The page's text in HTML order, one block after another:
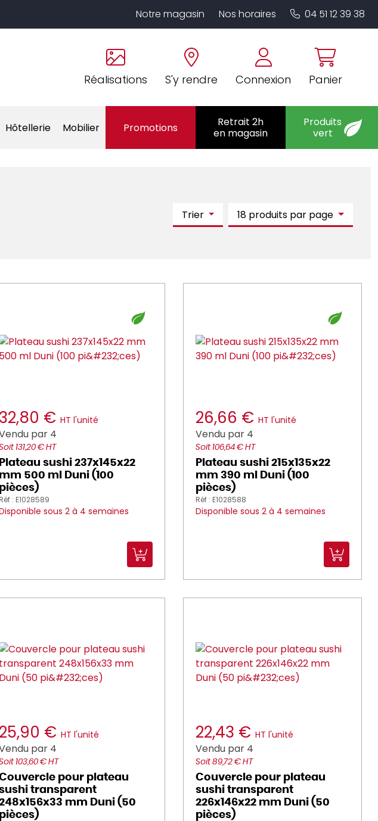
Réalisations S'y rendre Connexion Panier
Notre magasin Nos horaires 04 51 12 39 38
Hôtellerie Mobilier Promotions
Retrait 2h
en magasin
Produits
vert
Trier
18 produits par page
32,80 € HT l'unité
par 4
131,20 € HT
Plateau sushi 237x145x22
mm 500 ml Duni (100
pièces)
Réf : E1028589
sous 2 à 4 semaines
26,66 € HT l'unité
Vendu par 4
Soit 106,64 € HT
Plateau sushi 215x135x22
mm 390 ml Duni (100
pièces)
Réf : E1028588
Disponible sous 2 à 4 semaines
25,90 € HT l'unité
par 4
103,60 € HT
pour plateau
transparent
mm Duni (50
pièces)
22,43 € HT l'unité
Vendu par 4
Soit 89,72 € HT
Couvercle pour plateau
sushi transparent
226x146x22 mm Duni (50
pièces)